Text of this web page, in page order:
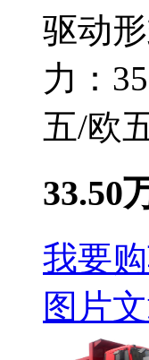
驱动形
力：
五/欧
33.50
我要
图片